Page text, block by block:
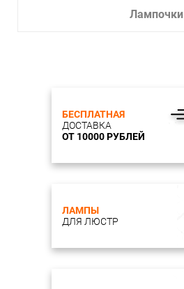
Лампочки
БЕСПЛАТНАЯ
ДОСТАВКА
ОТ 10000 РУБЛЕЙ
ЛАМПЫ
ДЛЯ ЛЮСТР